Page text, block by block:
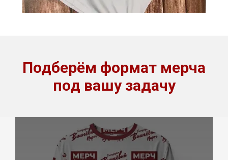
Подберём формат мерча
под вашу задачу